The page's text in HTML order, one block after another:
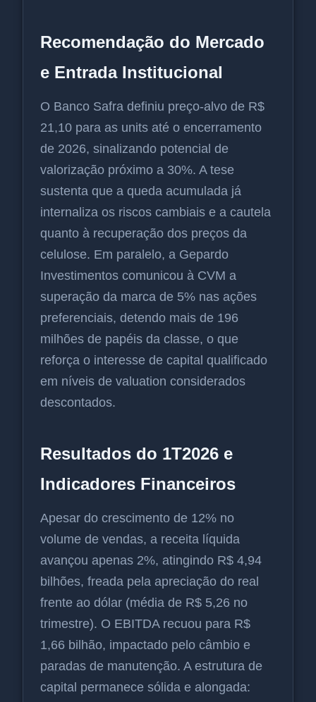
Recomendação do Mercado
e Entrada Institucional
O Banco Safra definiu preço-alvo de R$
21,10 para as units até o encerramento
de 2026, sinalizando potencial de
valorização próximo a 30%. A tese
sustenta que a queda acumulada já
internaliza os riscos cambiais e a cautela
quanto à recuperação dos preços da
celulose. Em paralelo, a Gepardo
Investimentos comunicou à CVM a
superação da marca de 5% nas ações
preferenciais, detendo mais de 196
milhões de papéis da classe, o que
reforça o interesse de capital qualificado
em níveis de valuation considerados
descontados.
Resultados do 1T2026 e
Indicadores Financeiros
Apesar do crescimento de 12% no
volume de vendas, a receita líquida
avançou apenas 2%, atingindo R$ 4,94
bilhões, freada pela apreciação do real
frente ao dólar (média de R$ 5,26 no
trimestre). O EBITDA recuou para R$
1,66 bilhão, impactado pelo câmbio e
paradas de manutenção. A estrutura de
capital permanece sólida e alongada: